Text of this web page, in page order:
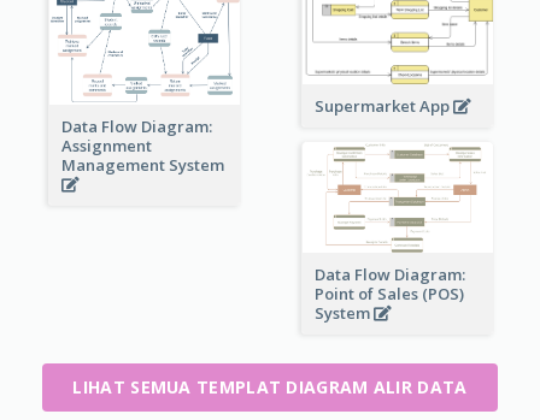
Supermarket App
Data Flow Diagram:
Assignment
Management System
Data Flow Diagram:
Point of Sales (POS)
System
LIHAT SEMUA TEMPLAT DIAGRAM ALIR DATA